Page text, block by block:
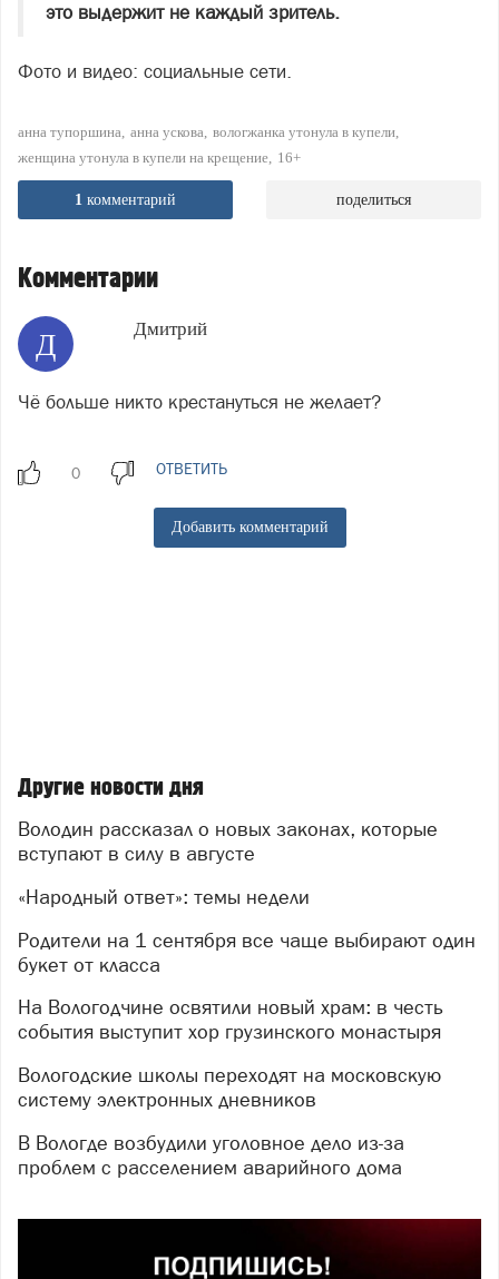
это выдержит не каждый зритель.
Фото и видео: социальные сети.
анна тупоршина анна ускова вологжанка утонула в купели
женщина утонула в купели на крещение 16+
1 комментарий поделиться
Комментарии
Д Дмитрий
Чё больше никто крестануться не желает?
ОТВЕТИТЬ
Добавить комментарий
Другие новости дня
Володин рассказал о новых законах, которые
вступают в силу в августе
«Народный ответ»: темы недели
Родители на 1 сентября все чаще выбирают один
букет от класса
На Вологодчине освятили новый храм: в честь
события выступит хор грузинского монастыря
Вологодские школы переходят на московскую
систему электронных дневников
В Вологде возбудили уголовное дело из-за
проблем с расселением аварийного дома